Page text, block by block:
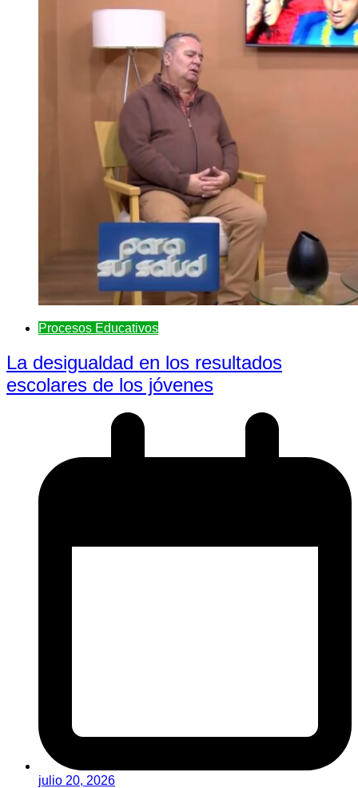
Procesos Educativos
La desigualdad en los resultados
escolares de los jóvenes
julio 20, 2026